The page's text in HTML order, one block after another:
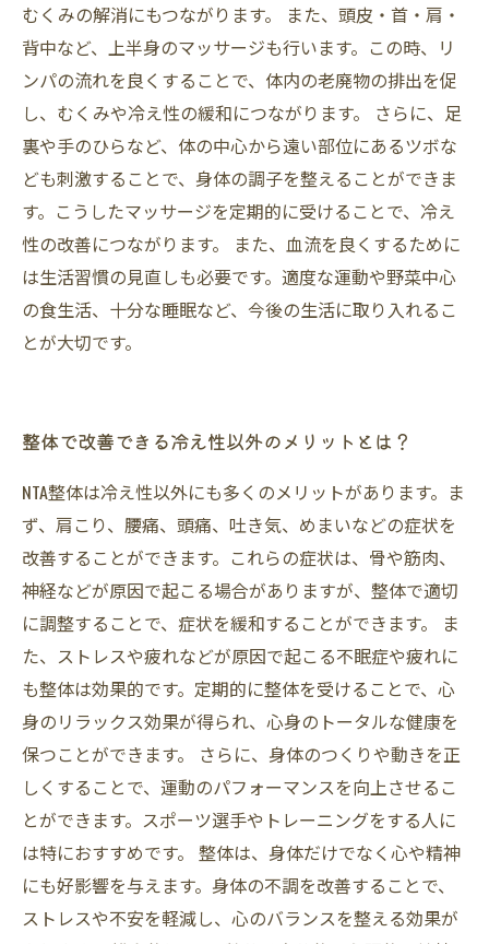
むくみの解消にもつながります。 また、頭皮・首・肩・
背中など、上半身のマッサージも行います。この時、リ
ンパの流れを良くすることで、体内の老廃物の排出を促
し、むくみや冷え性の緩和につながります。 さらに、足
裏や手のひらなど、体の中心から遠い部位にあるツボな
ども刺激することで、身体の調子を整えることができま
す。こうしたマッサージを定期的に受けることで、冷え
性の改善につながります。 また、血流を良くするために
は生活習慣の見直しも必要です。適度な運動や野菜中心
の食生活、十分な睡眠など、今後の生活に取り入れるこ
とが大切です。
整体で改善できる冷え性以外のメリットとは？
NTA整体は冷え性以外にも多くのメリットがあります。ま
ず、肩こり、腰痛、頭痛、吐き気、めまいなどの症状を
改善することができます。これらの症状は、骨や筋肉、
神経などが原因で起こる場合がありますが、整体で適切
に調整することで、症状を緩和することができます。 ま
た、ストレスや疲れなどが原因で起こる不眠症や疲れに
も整体は効果的です。定期的に整体を受けることで、心
身のリラックス効果が得られ、心身のトータルな健康を
保つことができます。 さらに、身体のつくりや動きを正
しくすることで、運動のパフォーマンスを向上させるこ
とができます。スポーツ選手やトレーニングをする人に
は特におすすめです。 整体は、身体だけでなく心や精神
にも好影響を与えます。身体の不調を改善することで、
ストレスや不安を軽減し、心のバランスを整える効果が